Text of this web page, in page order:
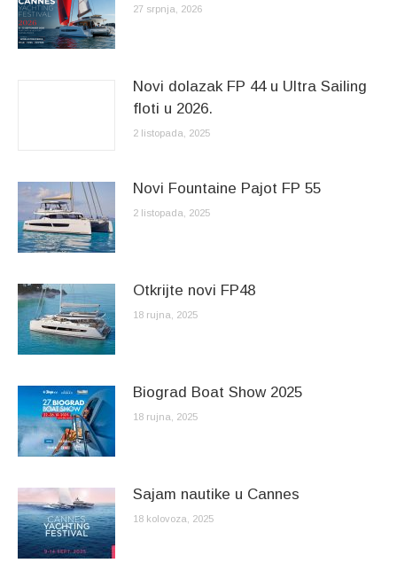
27 srpnja, 2026
Novi dolazak FP 44 u Ultra Sailing
floti u 2026.
2 listopada, 2025
Novi Fountaine Pajot FP 55
2 listopada, 2025
Otkrijte novi FP48
18 rujna, 2025
Biograd Boat Show 2025
18 rujna, 2025
Sajam nautike u Cannes
18 kolovoza, 2025